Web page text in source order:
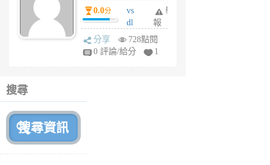
月
前
0.0分
vs
dl
sq
fy
舉
報
分享
728點閱
0 評論/給分
1
搜尋